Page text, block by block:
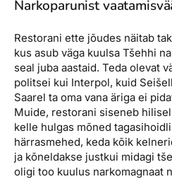
Narkoparunist
Restorani ette jõudes näitab
kus asub väga kuulsa Tšehhi
seal juba aastaid. Teda olevat
politsei kui Interpol, kuid
Saarel ta oma vana äriga ei
Muide, restorani siseneb
kelle hulgas mõned
härrasmehed, keda kõik
ja kõneldakse justkui midagi
oligi too kuulus narkomagnaat